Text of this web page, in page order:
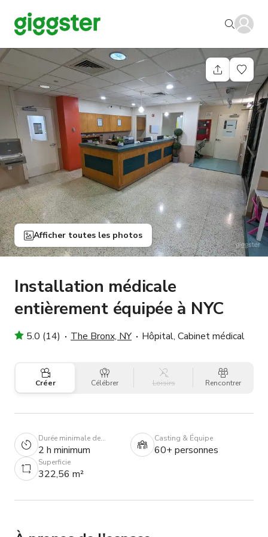
Afficher toutes les photos
Installation médicale
entièrement équipée à NYC
5.0 (14) The Bronx, NY Hôpital, Cabinet médical
Créer Célébrer Loisirs Rencontrer
Durée minimale de
réservation
2 h minimum
Casting & Équipe
60+ personnes
Superficie
322,56 m²